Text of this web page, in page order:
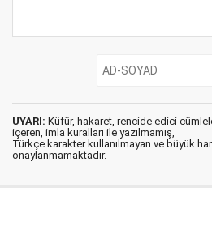
UYARI: Küfür, hakaret, rencide edici
içeren, imla kuralları ile yazılmamış,
Türkçe karakter kullanılmayan ve büyük
onaylanmamaktadır.